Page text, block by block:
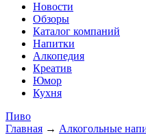
Новости
Обзоры
Каталог компаний
Напитки
Алкопедия
Креатив
Юмор
Кухня
Пиво
Главная → Алкогольные